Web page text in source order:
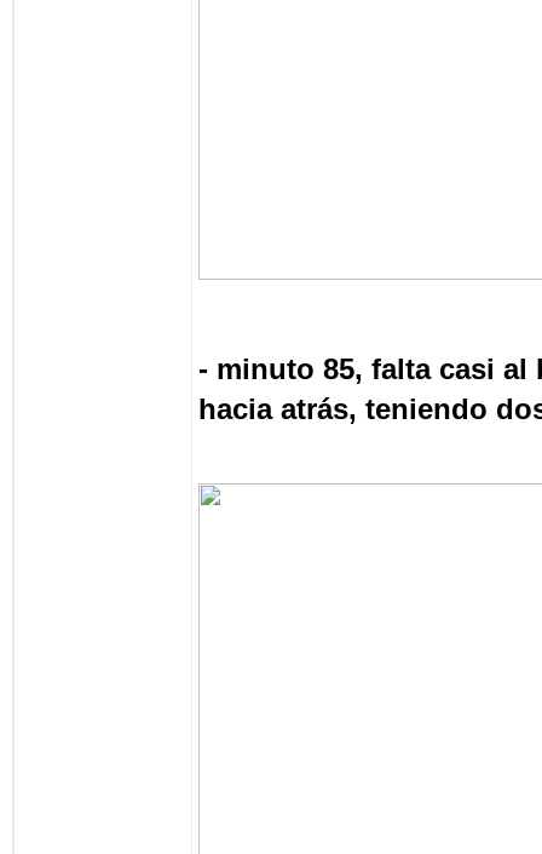
- minuto 85, falta casi al
hacia atrás, teniendo